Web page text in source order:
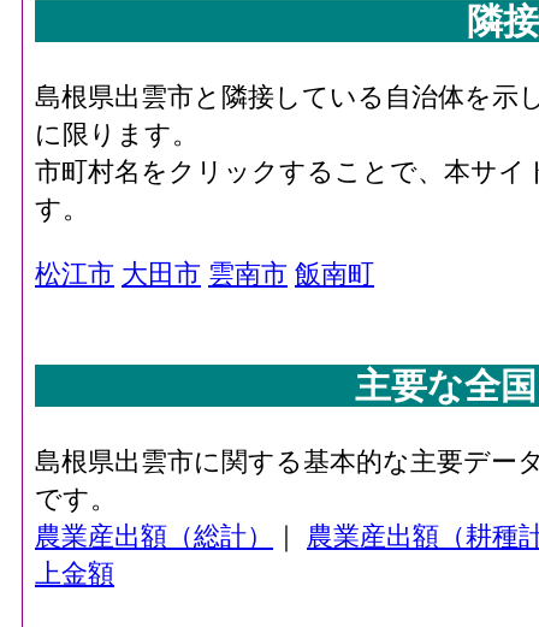
隣
島根県出雲市と隣接している自治体を示
に限ります。
市町村名をクリックすることで、本サ
す。
松江市 大田市 雲南市 飯南町
主要な全
島根県出雲市に関する基本的な主要デ
です。
農業産出額（総計）
｜ 農業産出額（耕種
上金額